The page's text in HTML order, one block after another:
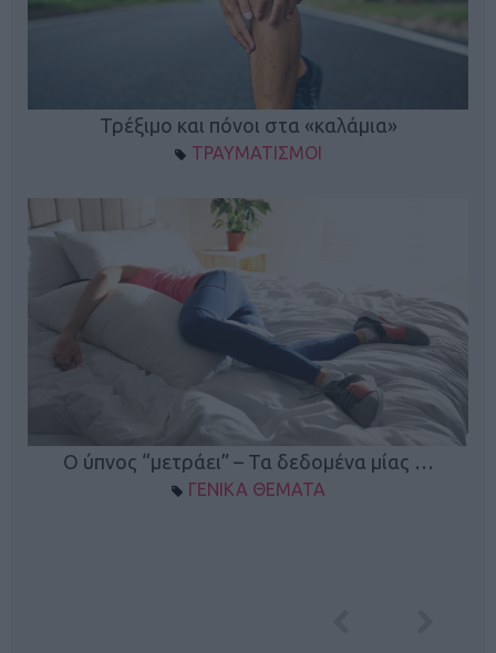
Τρέξιμο και πόνοι στα «καλάμια»
ΤΡΑΥΜΑΤΙΣΜΟΙ
Ο ύπνος “μετράει” – Τα δεδομένα μίας …
ΓΕΝΙΚΑ ΘΕΜΑΤΑ